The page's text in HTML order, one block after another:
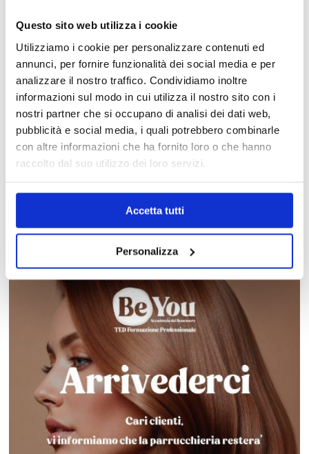
Questo sito web utilizza i cookie
Utilizziamo i cookie per personalizzare contenuti ed
annunci, per fornire funzionalità dei social media e per
analizzare il nostro traffico. Condividiamo inoltre
informazioni sul modo in cui utilizza il nostro sito con i
nostri partner che si occupano di analisi dei dati web,
pubblicità e social media, i quali potrebbero combinarle
con altre informazioni che ha fornito loro o che hanno
raccolto dal suo utilizzo dei loro servizi.
Accetta tutti
Personalizza
MOTIVI